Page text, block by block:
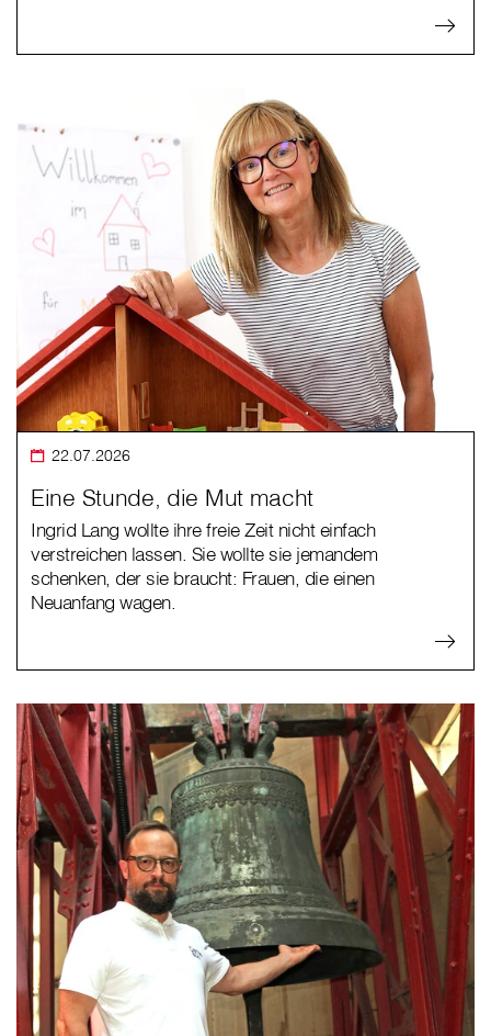
22.07.2026
Eine Stunde, die Mut macht
Ingrid Lang wollte ihre freie Zeit nicht einfach
verstreichen lassen. Sie wollte sie jemandem
schenken, der sie braucht: Frauen, die einen
Neuanfang wagen.